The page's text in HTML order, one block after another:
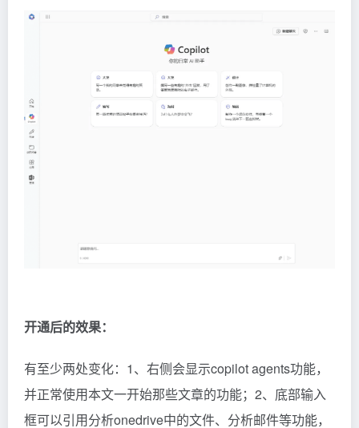
开通后的效果：
有至少两处变化：1、右侧会显示copilot agents功能，
并正常使用本文一开始那些文章的功能；2、底部输入
框可以引用分析onedrive中的文件、分析邮件等功能，